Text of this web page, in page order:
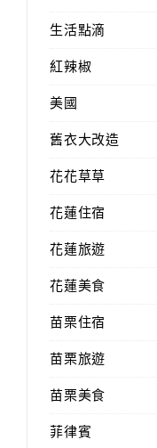
生活點滴
紅辣椒
美國
舊衣大改造
花花草草
花蓮住宿
花蓮旅遊
花蓮美食
苗栗住宿
苗栗旅遊
苗栗美食
菲律賓